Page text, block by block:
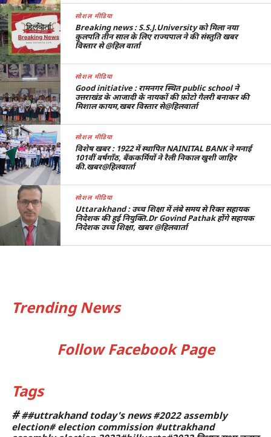
सोशल मीडिया
Breaking news : S.S.J.University को मिला नया
कुलपति तीन साल के लिए राज्यपाल ने की संस्तुति खबर
विस्तार से @हिल वार्ता
सोशल मीडिया
Good initiative : रामनगर स्थित public school ने
उत्तराखंड के आजादी के नायकों की फ़ोटो गैलरी बनाकर की
मिशाल कायम,खबर विस्तार से@हिलवार्ता
सोशल मीडिया
विशेष खबर : 1922 में स्थापित NAINITAL BANK ने मनाई
101वीं वर्षगाँठ, बैंककर्मियों ने रैली निकाल खुशी जाहिर
की.खबर@हिलवार्ता
सोशल मीडिया
Uttarakhand : उच्च शिक्षा में लंबे समय से रिक्त सहायक
निदेशक की हुई नियुक्ति.Dr Govind Pathak होंगे सहायक
निदेशक उच्च शिक्षा, खबर @हिलवार्ता
Trending News
Follow Facebook Page
Tags
###uttrakhand today's news #2022 assembly
election# election commission #uttrakhand